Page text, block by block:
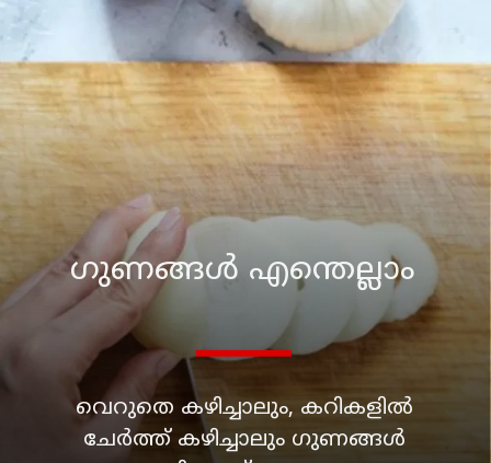
വെറുതെ കഴിച്ചാലും, കറികളില്‍
ചേര്‍ത്ത് കഴിച്ചാലും ഗുണങ്ങള്‍
ഗുണങ്ങള്‍ എന്തെല്ലാം